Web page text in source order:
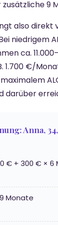
9
also direkt
niedrigem
ca.
1.700 €/
darüber
Anna,
€ + 300 € ×
Monate